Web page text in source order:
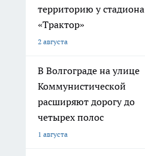
территорию у стадиона
«Трактор»
2 августа
В Волгограде на улице
Коммунистической
расширяют дорогу до
четырех полос
1 августа